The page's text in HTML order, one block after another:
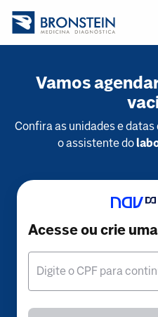
Vamos
Confira as unidades e
o assistente do
Acesse ou crie
Digite o CPF para